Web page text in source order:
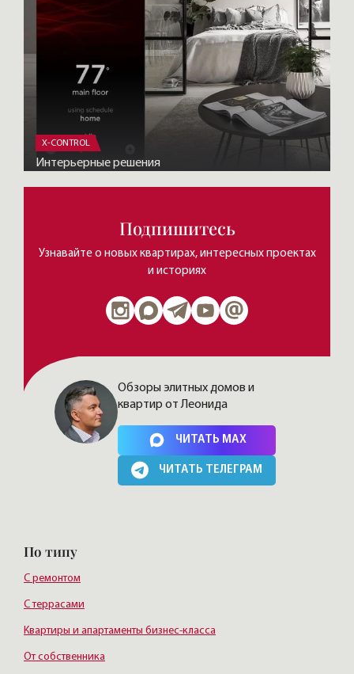
X-CONTROL
Интерьерные решения
Подпишитесь
Узнавайте о новых квартирах, интересных проектах
и историях
Нажимая на кнопку, Вы соглашаетесь cполитикой сайта
Обзоры элитных домов и
квартир от Леонида
ЧИТАТЬ MAX
ЧИТАТЬ ТЕЛЕГРАМ
По типу
С ремонтом
С террасами
Квартиры и апартаменты бизнес-класса
От собственника